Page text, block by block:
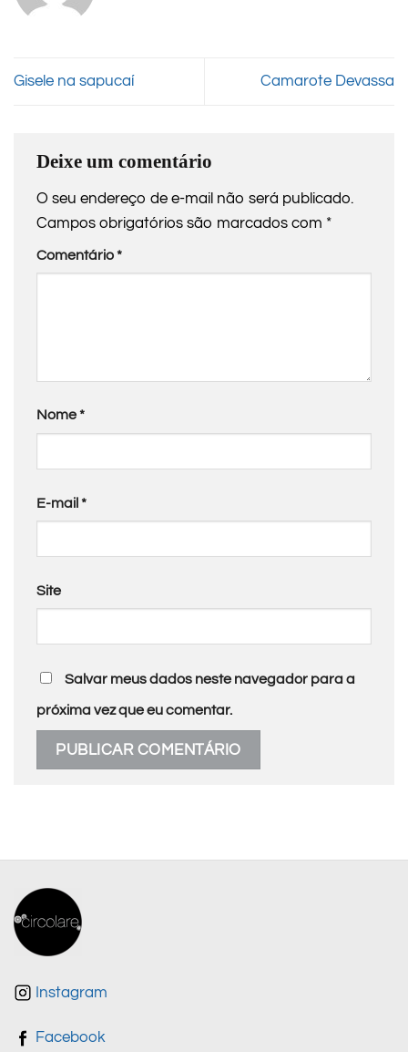
Gisele na sapucaí Camarote Devassa
Deixe um comentário
O seu endereço de e-mail não será publicado.
Campos obrigatórios são marcados com *
Comentário*
Nome*
E-mail*
Site
Salvar meus dados neste navegador para a
próxima vez que eu comentar.
Instagram
Facebook